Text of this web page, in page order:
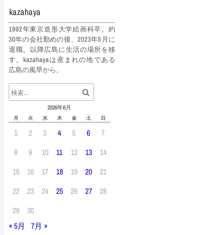
kazahaya
1992年東京造形大学絵画科卒。約
30年の会社勤めの後、2023年5月に
退職。以降広島に生活の場所を移
す。kazahayaは産まれの地である
広島の風早から。
2026年6月
月 火 水 木 金 土 日
1 2 3 4 5 6
7
8
9 10 11 12 13
14
15
16 17 18 19 20
21
22
23 24 25 26 27
28
29
30
« 5月
7月 »